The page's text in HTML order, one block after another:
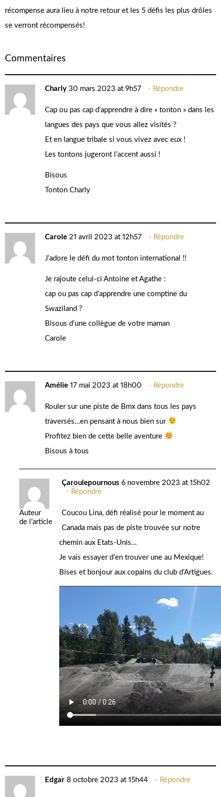
récompense aura lieu à notre retour et les 5 défis les plus drôles
se verront récompensés!
Commentaires
Charly 30 mars 2023 at 9h57 Répondre
Cap ou pas cap d’apprendre à dire « tonton » dans les
langues des pays que vous allez visités ?
Et en langue tribale si vous vivez avec eux !
Les tontons jugeront l’accent aussi !
Bisous
Tonton Charly
Carole 21 avril 2023 at 12h57 Répondre
J’adore le défi du mot tonton international !!
Je rajoute celui-ci Antoine et Agathe :
cap ou pas cap d’apprendre une comptine du
Swaziland ?
Bisous d’une collègue de votre maman
Carole
Amélie 17 mai 2023 at 18h00 Répondre
Rouler sur une piste de Bmx dans tous les pays
traversés…en pensant à nous bien sur
Profitez bien de cette belle aventure
Bisous à tous
Auteur
de l’article
Çaroulepournous 6 novembre 2023 at 15h02
Répondre
Coucou Lina, défi réalisé pour le moment au
Canada mais pas de piste trouvée sur notre
chemin aux Etats-Unis…
Je vais essayer d’en trouver une au Mexique!
Bises et bonjour aux copains du club d’Artigues.
Edgar 8 octobre 2023 at 15h44 Répondre